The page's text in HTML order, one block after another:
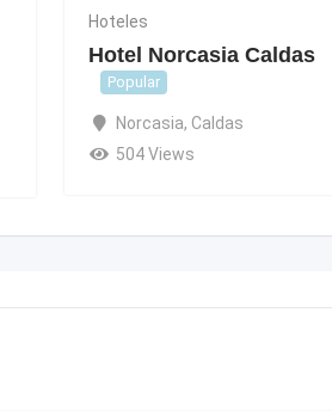
Hoteles
Hotel Norcasia Caldas
Popular
Norcasia, Caldas
504 Views